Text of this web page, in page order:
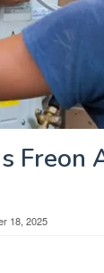
Freon
18, 2025